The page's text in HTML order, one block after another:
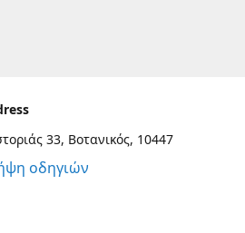
33, Βοτανικός, 10447
οδηγιών